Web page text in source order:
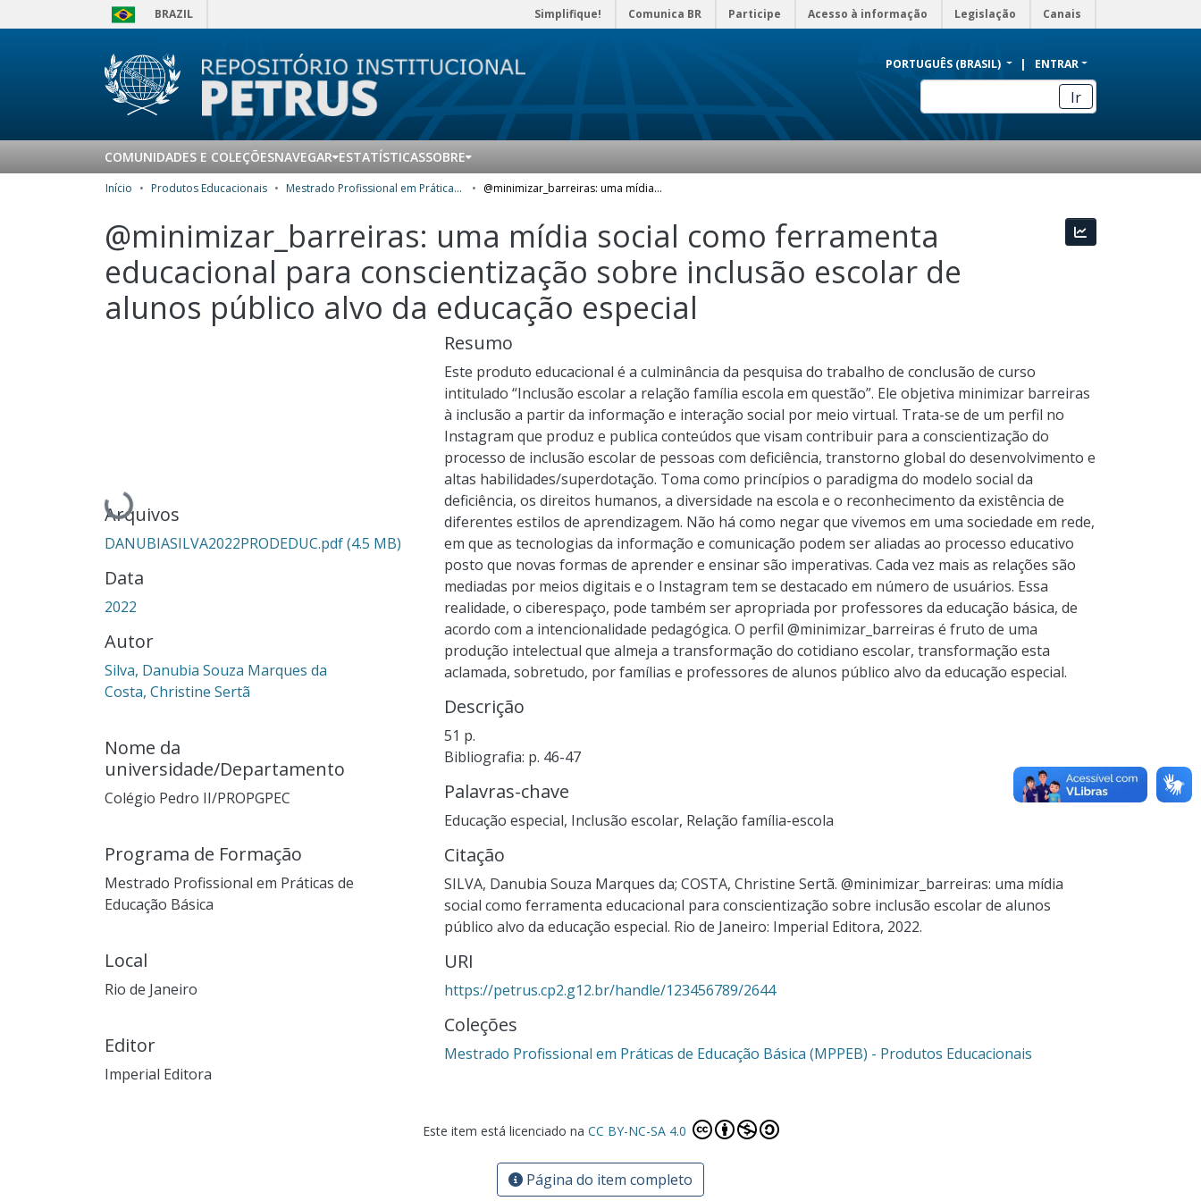
BRAZIL Simplifique! Comunica BR Participe Acesso à informação Legislação Canais
PORTUGUÊS (BRASIL) ENTRAR
Ir
COMUNIDADES E COLEÇÕESNAVEGAR ESTATÍSTICASSOBRE
Início Produtos Educacionais Mestrado Profissional em Práticas de Educação Básica (MPPEB) - Produtos Educacionais @minimizar_barreiras: uma mídia social como ferramenta educacional para conscientização sobre inclusão escolar de alunos público alvo da educação especial
@minimizar_barreiras: uma mídia social como ferramenta
educacional para conscientização sobre inclusão escolar de
alunos público alvo da educação especial
Carregando...
Arquivos
DANUBIASILVA2022PRODEDUC.pdf(4.5 MB)
Data
2022
Autor
Silva, Danubia Souza Marques da
Costa, Christine Sertã
Nome da
universidade/Departamento
Colégio Pedro II/PROPGPEC
Programa de Formação
Mestrado Profissional em Práticas de
Educação Básica
Local
Rio de Janeiro
Editor
Imperial Editora
Resumo
Este produto educacional é a culminância da pesquisa do trabalho de conclusão de curso
intitulado “Inclusão escolar a relação família escola em questão”. Ele objetiva minimizar barreiras
à inclusão a partir da informação e interação social por meio virtual. Trata-se de um perfil no
Instagram que produz e publica conteúdos que visam contribuir para a conscientização do
processo de inclusão escolar de pessoas com deficiência, transtorno global do desenvolvimento e
altas habilidades/superdotação. Toma como princípios o paradigma do modelo social da
deficiência, os direitos humanos, a diversidade na escola e o reconhecimento da existência de
diferentes estilos de aprendizagem. Não há como negar que vivemos em uma sociedade em rede,
em que as tecnologias da informação e comunicação podem ser aliadas ao processo educativo
posto que novas formas de aprender e ensinar são imperativas. Cada vez mais as relações são
mediadas por meios digitais e o Instagram tem se destacado em número de usuários. Essa
realidade, o ciberespaço, pode também ser apropriada por professores da educação básica, de
acordo com a intencionalidade pedagógica. O perfil @minimizar_barreiras é fruto de uma
produção intelectual que almeja a transformação do cotidiano escolar, transformação esta
aclamada, sobretudo, por famílias e professores de alunos público alvo da educação especial.
Descrição
51 p.
Bibliografia: p. 46-47
Palavras-chave
Educação especial, Inclusão escolar, Relação família-escola
Citação
SILVA, Danubia Souza Marques da; COSTA, Christine Sertã. @minimizar_barreiras: uma mídia
social como ferramenta educacional para conscientização sobre inclusão escolar de alunos
público alvo da educação especial. Rio de Janeiro: Imperial Editora, 2022.
URI
https://petrus.cp2.g12.br/handle/123456789/2644
Coleções
Mestrado Profissional em Práticas de Educação Básica (MPPEB) - Produtos Educacionais
Este item está licenciado na CC BY-NC-SA 4.0
Página do item completo